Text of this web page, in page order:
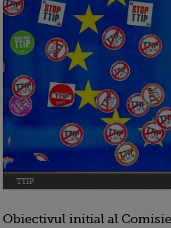
TTIP
Obiectivul initial al